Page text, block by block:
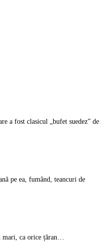
a fost clasicul „bufet suedez” de
pe ea, fumând, teancuri de
mari, ca orice țăran…